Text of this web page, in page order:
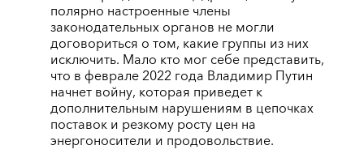
полярно настроенные члены
законодательных органов не могли
договориться о том, какие группы из них
исключить. Мало кто мог себе представить,
что в феврале 2022 года Владимир Путин
начнет войну, которая приведет к
дополнительным нарушениям в цепочках
поставок и резкому росту цен на
энергоносители и продовольствие.